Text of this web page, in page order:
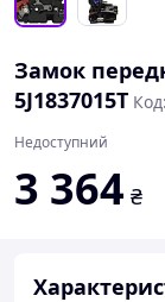
Замок
5J1837015T
Недоступний
3 364 ₴